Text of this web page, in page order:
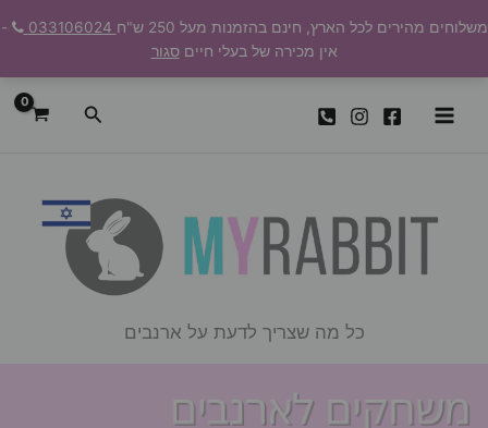
לתוכן
משלוחים מהירים לכל הארץ, חינם בהזמנות מעל 250 ש"ח
-
אין מכירה של בעלי חייםסגור
חיפוש
כל מה שצריך לדעת על ארנבים